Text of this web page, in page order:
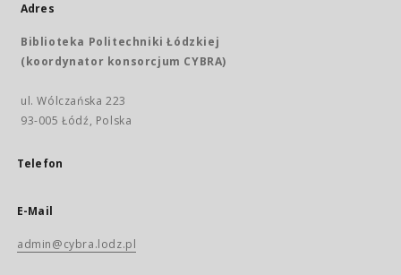
Adres
Biblioteka Politechniki Łódzkiej
(koordynator konsorcjum CYBRA)
ul. Wólczańska 223
93-005 Łódź, Polska
Telefon
E-Mail
admin@cybra.lodz.pl